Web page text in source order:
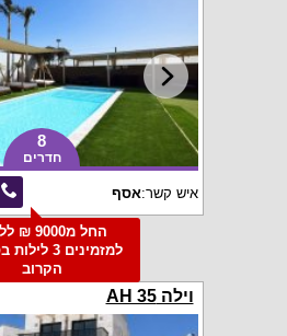
8
חדרים
איש קשר:אסף
החל
למזמינים 3
הקרוב
וילה AH 35